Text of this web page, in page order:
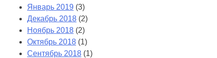
Январь 2019 (3)
Декабрь 2018 (2)
Ноябрь 2018 (2)
Октябрь 2018 (1)
Сентябрь 2018 (1)